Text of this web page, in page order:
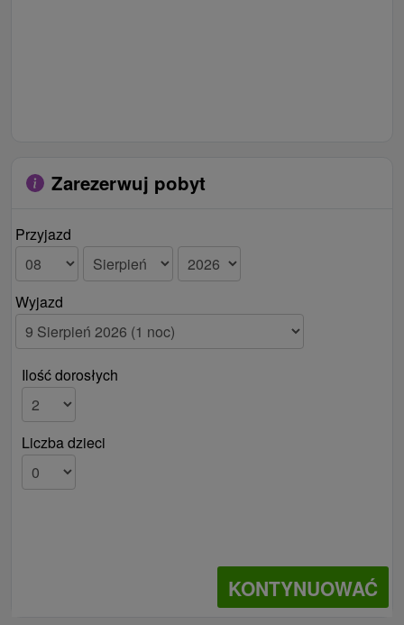
Zarezerwuj pobyt
Przyjazd
Wyjazd
Ilość dorosłych
Liczba dzieci
KONTYNUOWAĆ